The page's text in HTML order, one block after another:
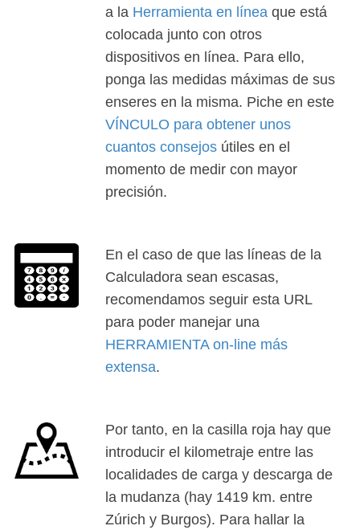
a la Herramienta en línea que está
colocada junto con otros
dispositivos en línea. Para ello,
ponga las medidas máximas de sus
enseres en la misma. Piche en este
VÍNCULO para obtener unos
cuantos consejos útiles en el
momento de medir con mayor
precisión.
En el caso de que las líneas de la
Calculadora sean escasas,
recomendamos seguir esta URL
para poder manejar una
HERRAMIENTA on-line más
extensa.
Por tanto, en la casilla roja hay que
introducir el kilometraje entre las
localidades de carga y descarga de
la mudanza (hay 1419 km. entre
Zúrich y Burgos). Para hallar la